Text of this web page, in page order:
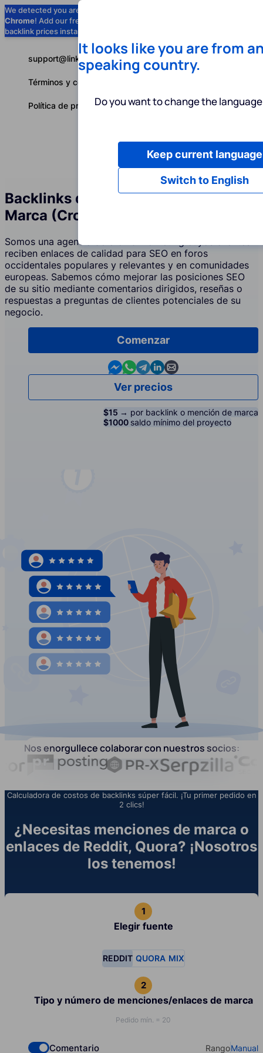
We detected you are using
Chrome! Add our free extension to check
backlink prices instantly as you browse.
Servicios
Español
support@linkbuilder.com
Términos y condiciones
Política de privacidad
Backlinks de Foros y Menciones de
Marca (Crowd Marketing)
Somos una agencia de crowd marketing cuyos clientes
reciben enlaces de calidad para SEO en foros
occidentales populares y relevantes y en comunidades
europeas. Sabemos cómo mejorar las posiciones SEO
de su sitio mediante comentarios dirigidos, reseñas o
respuestas a preguntas de clientes potenciales de su
negocio.
Comenzar
Contact us in Messenger
Contact us in WhatsApp
Contact us in Telegram
Contact us in Linkedin
Contact us by email
Ver precios
$15 → por backlink o mención de marca
$1000 saldo mínimo del proyecto
Nos enorgullece colaborar con nuestros socios:
Calculadora de costos de backlinks súper fácil. ¡Tu primer pedido en
2 clics!
¿Necesitas menciones de marca o
enlaces de Reddit, Quora? ¡Nosotros
los tenemos!
Elegir fuente
REDDIT QUORA MIX
Tipo y número de menciones/enlaces de marca
Pedido mín. = 20
Comentario RangoManual
It looks like you are from
speaking country.
Do you want to change the
Switch to English
Keep current language